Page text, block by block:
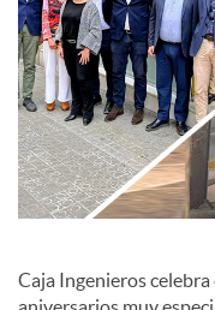
c
o
n
t
Caja Ingenieros